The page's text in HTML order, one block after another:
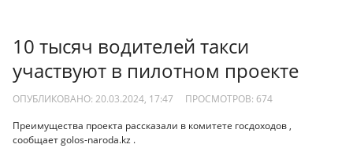
10 тысяч водителей такси
участвуют в пилотном проекте
ОПУБЛИКОВАНО: 20.03.2024, 17:47 ПРОСМОТРОВ: 674
Преимущества проекта рассказали в комитете госдоходов ,
сообщает golos-naroda.kz .